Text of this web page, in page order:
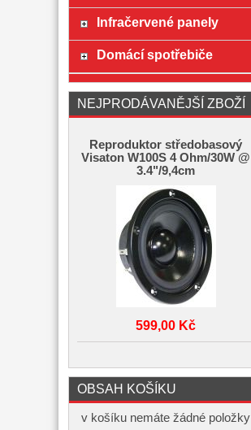
Infračervené panely
Domácí spotřebiče
NEJPRODÁVANĚJŠÍ ZBOŽÍ
Reproduktor středobasový
Visaton W100S 4 Ohm/30W @
3.4"/9,4cm
599,00 Kč
OBSAH KOŠÍKU
v košíku nemáte žádné položky